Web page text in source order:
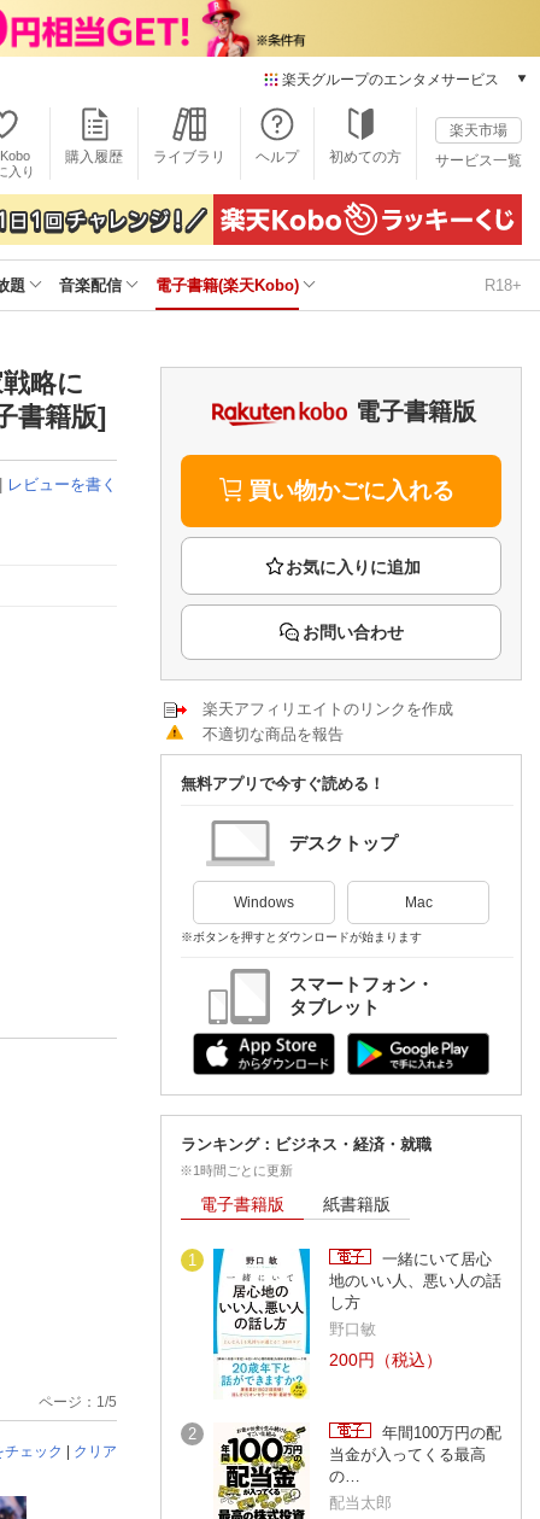
楽天グループのエンタメサービス
本/ゲーム/CD/DVD
楽天ブックス
電子書籍
楽天Kobo
雑誌読み放題
楽天ミュージック
楽天TV
動画配信ガイド
Rakuten PLAY
Rチャンネル
楽天チケット
エンタメニュース
推し楽
入り
購入履歴 ライブラリ ヘルプ 初めての方
楽天市場
サービス一覧
題 音楽配信 電子書籍(楽天Kobo) R18+
略に
書籍版]
| レビューを書く
ページ：1/5
ェック | クリア
電子書籍版
買い物かごに入れる
お問い合わせ
楽天アフィリエイトのリンクを作成
不適切な商品を報告
無料アプリで今すぐ読める！
デスクトップ
Windows Mac
※ボタンを押すとダウンロードが始まります
スマートフォン・
タブレット
ランキング：ビジネス・経済・就職
※1時間ごとに更新
電子書籍版 紙書籍版
1
一緒にいて居心
地のいい人、悪い人の話
し方
野口敏
200円（税込）
2
年間100万円の配
当金が入ってくる最高
の…
配当太郎